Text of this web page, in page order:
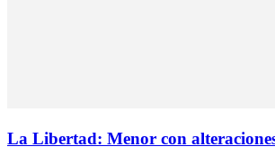
La Libertad: Menor con